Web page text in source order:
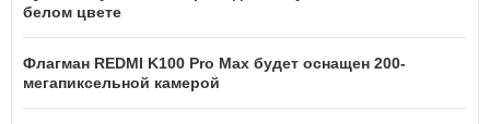
белом цвете
Флагман REDMI K100 Pro Max будет оснащен 200-
мегапиксельной камерой